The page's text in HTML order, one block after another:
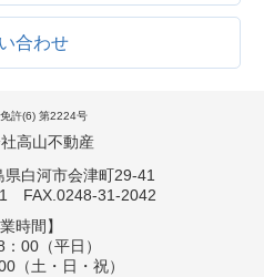
合わせ
許(6) 第2224号
白河市会津町29-41
FAX.0248-31-2042
時間】
00（平日）
（土・日・祝）